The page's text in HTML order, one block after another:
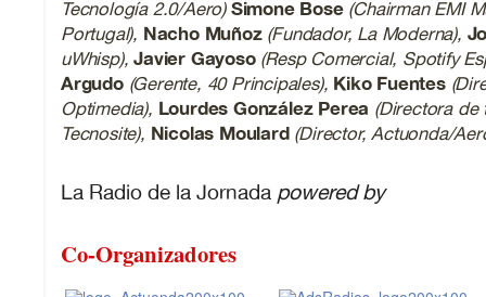
Tecnología 2.0/Aero) Simone Bose(Chairman EMI
Portugal), Nacho Muñoz(Fundador, La Moderna),
uWhisp),Javier Gayoso(Resp Comercial, Spotify
Argudo(Gerente, 40 Principales), Kiko Fuentes
Optimedia), Lourdes González Perea (Directora de
Tecnosite), Nicolas Moulard(Director, Actuonda/
La Radio de la Jornada powered by
Co-Organizadores